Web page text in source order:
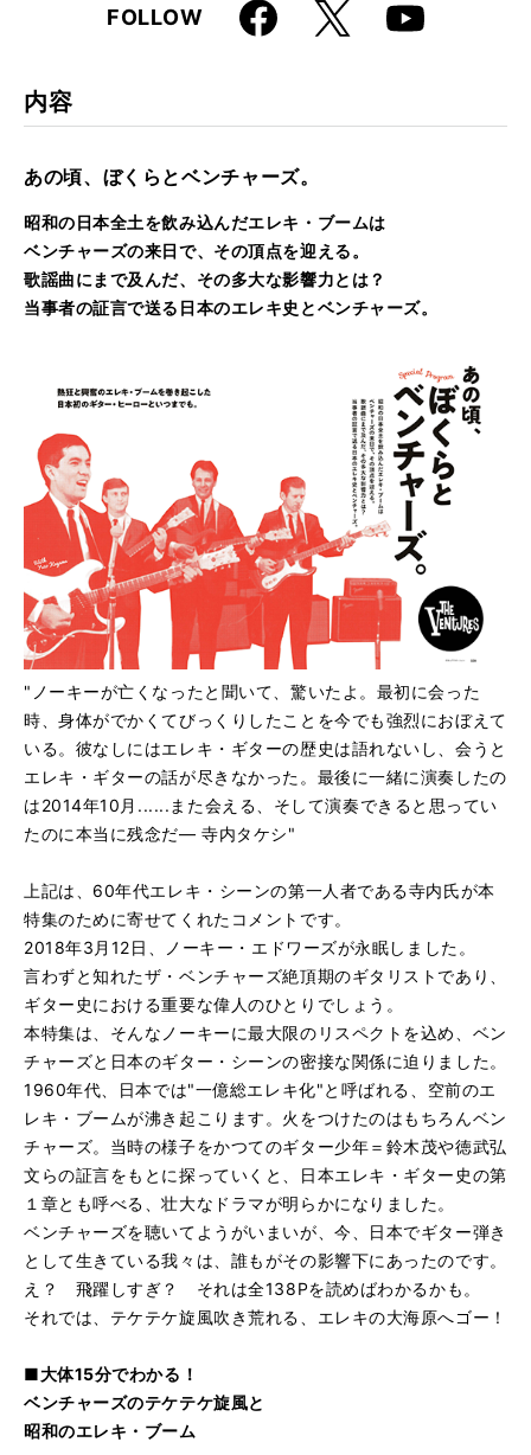
FOLLOWFaceboo
k
X Youtube
内容
あの頃、ぼくらとベンチャーズ。
昭和の日本全土を飲み込んだエレキ・ブームは
ベンチャーズの来日で、その頂点を迎える。
歌謡曲にまで及んだ、その多大な影響力とは？
当事者の証言で送る日本のエレキ史とベンチャーズ。
"ノーキーが亡くなったと聞いて、驚いたよ。最初に会った
時、身体がでかくてびっくりしたことを今でも強烈におぼえて
いる。彼なしにはエレキ・ギターの歴史は語れないし、会うと
エレキ・ギターの話が尽きなかった。最後に一緒に演奏したの
は2014年10月......また会える、そして演奏できると思ってい
たのに本当に残念だ― 寺内タケシ"
上記は、60年代エレキ・シーンの第一人者である寺内氏が本
特集のために寄せてくれたコメントです。
2018年3月12日、ノーキー・エドワーズが永眠しました。
言わずと知れたザ・ベンチャーズ絶頂期のギタリストであり、
ギター史における重要な偉人のひとりでしょう。
本特集は、そんなノーキーに最大限のリスペクトを込め、ベン
チャーズと日本のギター・シーンの密接な関係に迫りました。
1960年代、日本では"一億総エレキ化"と呼ばれる、空前のエ
レキ・ブームが沸き起こります。火をつけたのはもちろんベン
チャーズ。当時の様子をかつてのギター少年＝鈴木茂や徳武弘
文らの証言をもとに探っていくと、日本エレキ・ギター史の第
１章とも呼べる、壮大なドラマが明らかになりました。
ベンチャーズを聴いてようがいまいが、今、日本でギター弾き
として生きている我々は、誰もがその影響下にあったのです。
え？ 飛躍しすぎ？ それは全138Pを読めばわかるかも。
それでは、テケテケ旋風吹き荒れる、エレキの大海原へゴー！
■大体15分でわかる！
ベンチャーズのテケテケ旋風と
昭和のエレキ・ブーム